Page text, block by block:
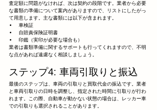
査定額に問題がなければ、次は契約の段階です。業者から必要
な書類の準備について案内がありますので、リストにしたがっ
て用意します。主な書類には以下が含まれます。
車検証
自賠責保険証明書
印鑑（実印が必要な場合も）
業者は書類準備に関するサポートも行ってくれますので、不明
な点があれば遠慮なく相談しましょう。
ステップ4: 車両引取りと振込
最後のステップは、車両の引取りと買取代金の振込です。業者
と車両引取りの日時を調整し、指定された時間に引取りが行わ
れます。この際、自動車が動かない状態の場合は、レッカー車
での引取りも選択されることがあります。